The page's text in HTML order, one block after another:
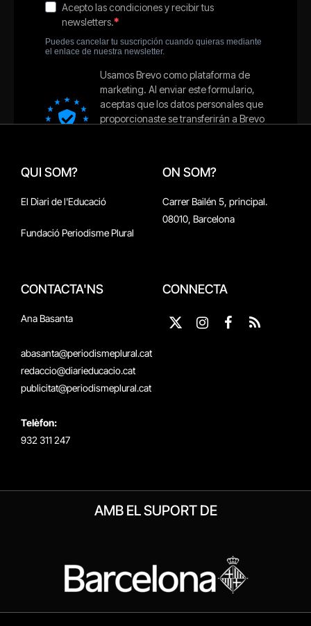
QUI SOM?
El Diari de l'Educació
Fundació Periodisme Plural
ON SOM?
Carrer Bailén 5, principal.
08010, Barcelona
CONTACTA'NS
Ana Basanta
abasanta@periodismeplural.cat
redaccio@diarieducacio.cat
publicitat@periodismeplural.cat
Telèfon:
932 311 247
CONNECTA
X
InstagramFacebook
RSS
AMB EL SUPORT DE